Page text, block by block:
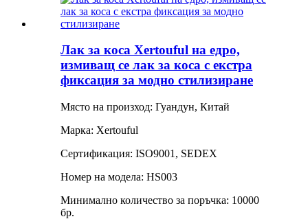
Лак за коса Xertouful на едро,
измиващ се лак за коса с екстра
фиксация за модно стилизиране
Място на произход: Гуандун, Китай
Марка: Xertouful
Сертификация: ISO9001, SEDEX
Номер на модела: HS003
Минимално количество за поръчка: 10000
бр.